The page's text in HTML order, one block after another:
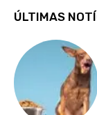
ÚLTIMAS